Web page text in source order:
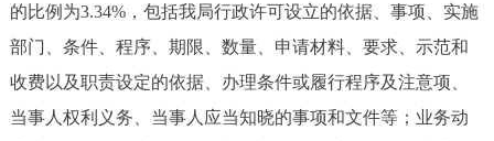
的比例为3.34%，包括我局行政许可设立的依据、事项、实施
部门、条件、程序、期限、数量、申请材料、要求、示范和
收费以及职责设定的依据、办理条件或履行程序及注意项、
当事人权利义务、当事人应当知晓的事项和文件等；业务动